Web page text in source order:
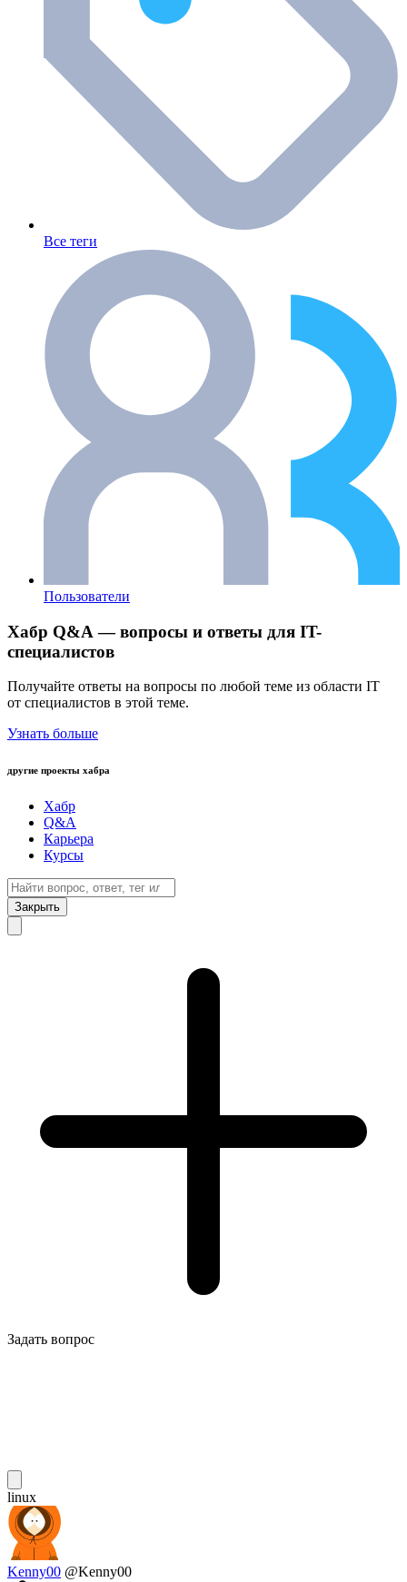
Все теги
Пользователи
Хабр Q&A — вопросы и ответы для IT-
специалистов
Получайте ответы на вопросы по любой теме из области IT
от специалистов в этой теме.
Узнать больше
другие проекты хабра
Хабр
Q&A
Карьера
Курсы
Закрыть
Задать вопрос
linux
Kenny00 @Kenny00